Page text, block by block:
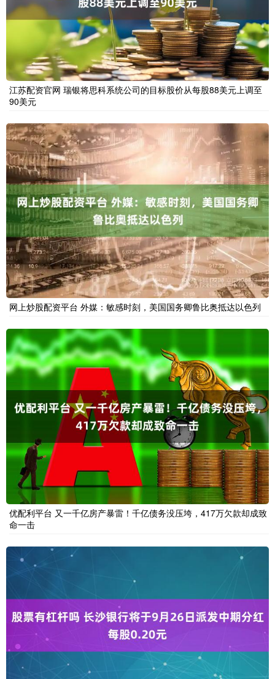
江苏配资官网 瑞银将思科系统公司的目标股价从每股88美元上调至
90美元
网上炒股配资平台 外媒：敏感时刻，美国国务卿鲁比奥抵达以色列
优配利平台 又一千亿房产暴雷！千亿债务没压垮，417万欠款却成致
命一击